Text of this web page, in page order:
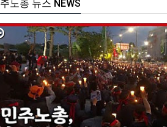
노총 뉴스 NEWS